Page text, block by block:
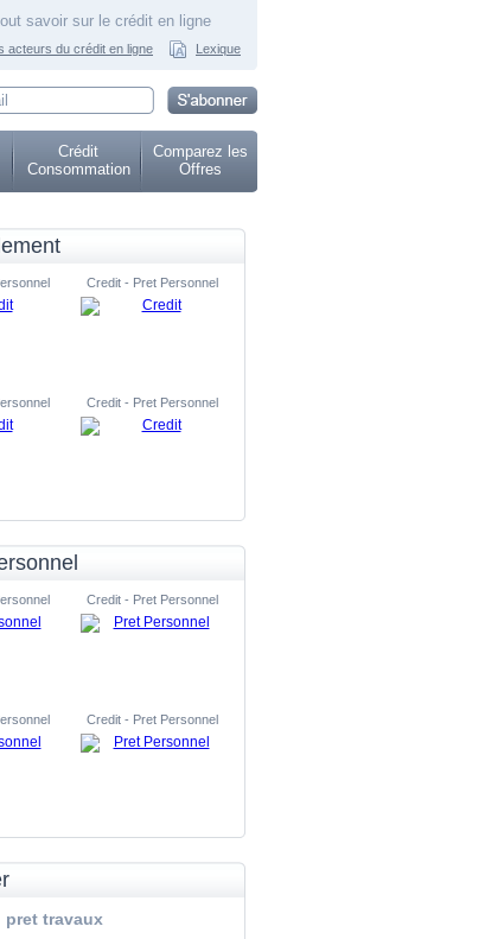
savoir sur le crédit en ligne
acteurs du crédit en ligne Lexique
Crédit
Consommation
Comparez les
Offres
Credit - Pret Personnel
Credit - Pret Personnel
Credit - Pret Personnel
Credit - Pret Personnel
pret travaux